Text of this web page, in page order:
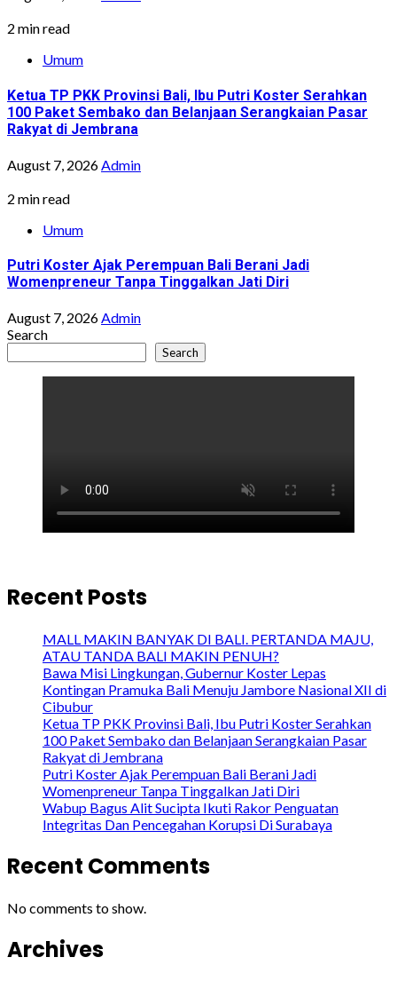
2 min read
Umum
Ketua TP PKK Provinsi Bali, Ibu Putri Koster Serahkan
100 Paket Sembako dan Belanjaan Serangkaian Pasar
Rakyat di Jembrana
August 7, 2026Admin
2 min read
Umum
Putri Koster Ajak Perempuan Bali Berani Jadi
Womenpreneur Tanpa Tinggalkan Jati Diri
August 7, 2026Admin
Search
Search
Recent Posts
MALL MAKIN BANYAK DI BALI. PERTANDA MAJU,
ATAU TANDA BALI MAKIN PENUH?
Bawa Misi Lingkungan, Gubernur Koster Lepas
Kontingan Pramuka Bali Menuju Jambore Nasional XII di
Cibubur
Ketua TP PKK Provinsi Bali, Ibu Putri Koster Serahkan
100 Paket Sembako dan Belanjaan Serangkaian Pasar
Rakyat di Jembrana
Putri Koster Ajak Perempuan Bali Berani Jadi
Womenpreneur Tanpa Tinggalkan Jati Diri
Wabup Bagus Alit Sucipta Ikuti Rakor Penguatan
Integritas Dan Pencegahan Korupsi Di Surabaya
Recent Comments
No comments to show.
Archives